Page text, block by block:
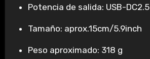
Potencia de salida: USB-DC2.5
Tamaño: aprox.15cm/5.9inch
Peso aproximado: 318 g